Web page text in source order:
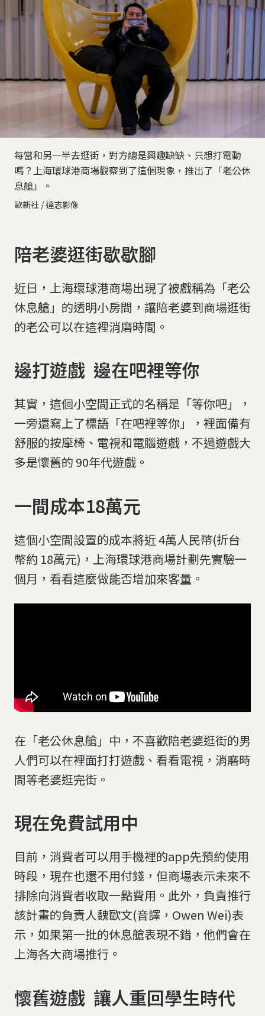
每當和另一半去逛街，對方總是興趣缺缺、只想打電動
嗎？上海環球港商場觀察到了這個現象，推出了「老公休
息艙」。
歐新社 / 達志影像
陪老婆逛街歇歇腳
近日，上海環球港商場出現了被戲稱為「老公
休息艙」的透明小房間，讓陪老婆到商場逛街
的老公可以在這裡消磨時間。
邊打遊戲 邊在吧裡等你
其實，這個小空間正式的名稱是「等你吧」，
一旁還寫上了標語「在吧裡等你」，裡面備有
舒服的按摩椅、電視和電腦遊戲，不過遊戲大
多是懷舊的 90年代遊戲。
一間成本18萬元
這個小空間設置的成本將近 4萬人民幣(折台
幣約 18萬元)，上海環球港商場計劃先實驗一
個月，看看這麼做能否增加來客量。
在「老公休息艙」中，不喜歡陪老婆逛街的男
人們可以在裡面打打遊戲、看看電視，消磨時
間等老婆逛完街。
現在免費試用中
目前，消費者可以用手機裡的app先預約使用
時段，現在也還不用付錢，但商場表示未來不
排除向消費者收取一點費用。此外，負責推行
該計畫的負責人魏歐文(音譯，Owen Wei)表
示，如果第一批的休息艙表現不錯，他們會在
上海各大商場推行。
懷舊遊戲 讓人重回學生時代